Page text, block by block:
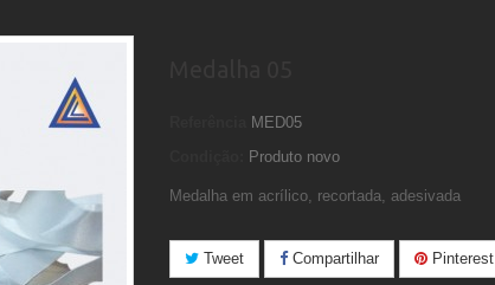
MED05
Produto novo
Medalha em acrílico, recortada, adesivada
Tweet Compartilhar Pinterest